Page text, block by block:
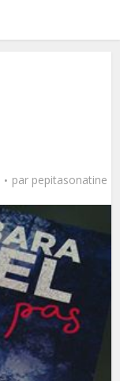
par pepitasonatine